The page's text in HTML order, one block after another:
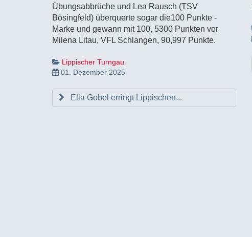
Übungsabbrüche und Lea Rausch (TSV
Bösingfeld) überquerte sogar die100 Punkte -
Marke und gewann mit 100, 5300 Punkten vor
Milena Litau, VFL Schlangen, 90,997 Punkte.
Lippischer Turngau
01. Dezember 2025
Ella Gobel erringt Lippischen...